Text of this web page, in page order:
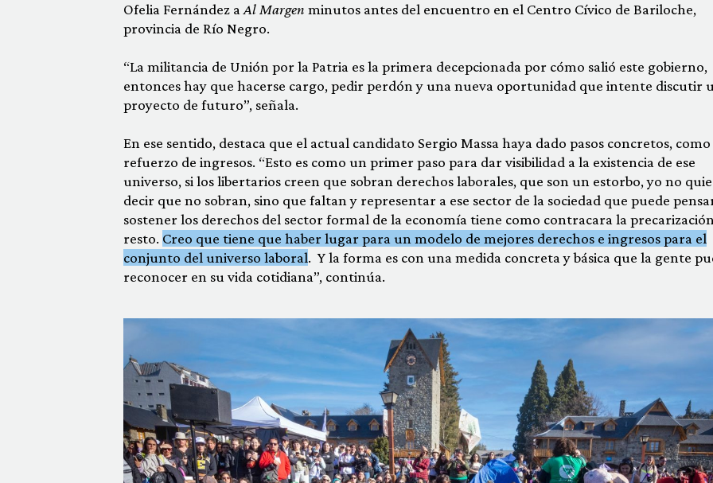
Ofelia Fernández a Al Margen minutos antes del encuentro en el Centro Cívico de Bariloche,
provincia de Río Negro.
“La militancia de Unión por la Patria es la primera decepcionada por cómo salió este gobierno,
entonces hay que hacerse cargo, pedir perdón y una nueva oportunidad que intente discutir
proyecto de futuro”, señala.
En ese sentido, destaca que el actual candidato Sergio Massa haya dado pasos concretos,
refuerzo de ingresos. “Esto es como un primer paso para dar visibilidad a la existencia de ese
universo, si los libertarios creen que sobran derechos laborales, que son un estorbo, yo no
decir que no sobran, sino que faltan y representar a ese sector de la sociedad que puede
sostener los derechos del sector formal de la economía tiene como contracara la
resto. Creo que tiene que haber lugar para un modelo de mejores derechos e ingresos para el
conjunto del universo laboral. Y la forma es con una medida concreta y básica que la gente
reconocer en su vida cotidiana”, continúa.